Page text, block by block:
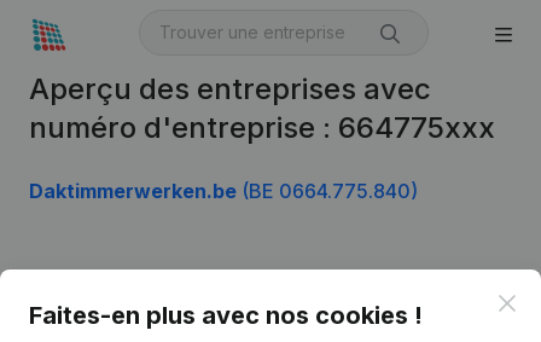
Aperçu des entreprises avec
numéro d'entreprise : 664775xxx
Daktimmerwerken.be (BE 0664.775.840)
Faites-en plus avec nos cookies !
Informations d’entreprise